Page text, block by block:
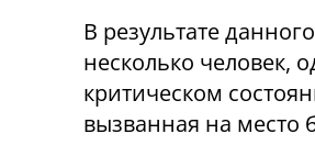
В результате
несколько человек,
критическом
вызванная на место